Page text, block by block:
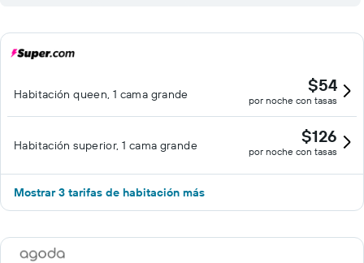
Habitación queen, 1 cama grande $54
por noche con tasas
Habitación superior, 1 cama grande $126
por noche con tasas
Mostrar 3 tarifas de habitación más